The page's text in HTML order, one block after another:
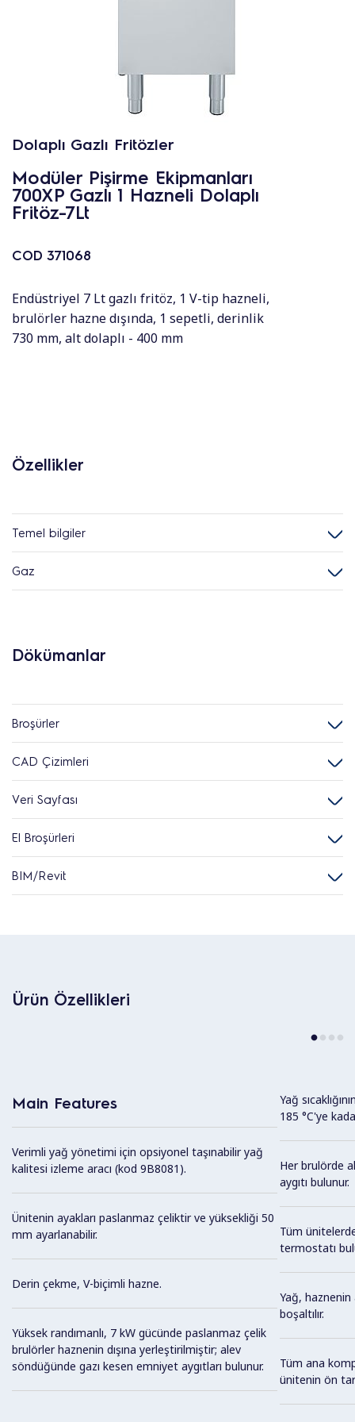
Dolaplı Gazlı Fritözler
Modüler Pişirme Ekipmanları
700XP Gazlı 1 Hazneli Dolaplı
Fritöz-7Lt
COD 371068
Endüstriyel 7 Lt gazlı fritöz, 1 V-tip hazneli,
brulörler hazne dışında, 1 sepetli, derinlik
730 mm, alt dolaplı - 400 mm
Özellikler
Temel bilgiler
Gaz
Dökümanlar
Broşürler
CAD Çizimleri
Veri Sayfası
El Broşürleri
BIM/Revit
Ürün Özellikleri
Main Features
Verimli yağ yönetimi için opsiyonel taşınabilir yağ
kalitesi izleme aracı (kod 9B8081).
Ünitenin ayakları paslanmaz çeliktir ve yüksekliği 50
mm ayarlanabilir.
Derin çekme, V-biçimli hazne.
Yüksek randımanlı, 7 kW gücünde paslanmaz çelik
brulörler haznenin dışına yerleştirilmiştir; alev
söndüğünde gazı kesen emniyet aygıtları bulunur.
Yağ
185 °C'ye
Her brulörde
aygıtı bulunur.
Tüm
termostatı
Yağ,
boşaltılır.
Tüm ana
ünitenin ön